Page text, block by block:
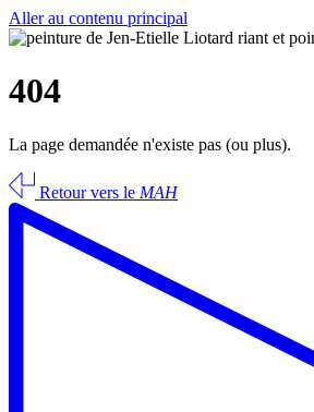
Aller au contenu principal
404
La page demandée n'existe pas (ou plus).
Retour vers le MAH